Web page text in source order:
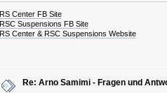
RS Center FB Site
RSC Suspensions FB Site
RS Center & RSC Suspensions Website
Re: Arno Samimi - Fragen und